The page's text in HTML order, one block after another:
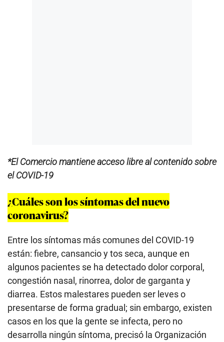
*El Comercio mantiene acceso libre al contenido sobre
el COVID-19
¿Cuáles son los síntomas del nuevo
coronavirus?
Entre los síntomas más comunes del COVID-19
están: fiebre, cansancio y tos seca, aunque en
algunos pacientes se ha detectado dolor corporal,
congestión nasal, rinorrea, dolor de garganta y
diarrea. Estos malestares pueden ser leves o
presentarse de forma gradual; sin embargo, existen
casos en los que la gente se infecta, pero no
desarrolla ningún síntoma, precisó la Organización